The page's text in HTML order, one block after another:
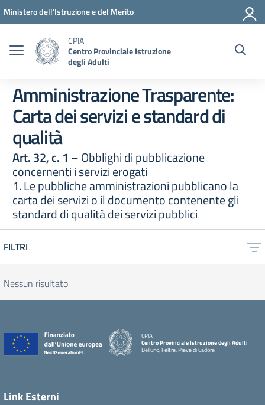
Vai ai contenuti
Vai al menu di navigazione
Vai al footer
Ministero dell'Istruzione e del Merito
CPIA
Centro Provinciale Istruzione
degli Adulti
Amministrazione Trasparente:
Carta dei servizi e standard di
qualità
Art. 32, c. 1 – Obblighi di pubblicazione
concernenti i servizi erogati
1. Le pubbliche amministrazioni pubblicano la
carta dei servizi o il documento contenente gli
standard di qualità dei servizi pubblici
FILTRI
Nessun risultato
CPIA
Centro Provinciale Istruzione degli Adulti
Belluno, Feltre, Pieve di Cadore
Link Esterni